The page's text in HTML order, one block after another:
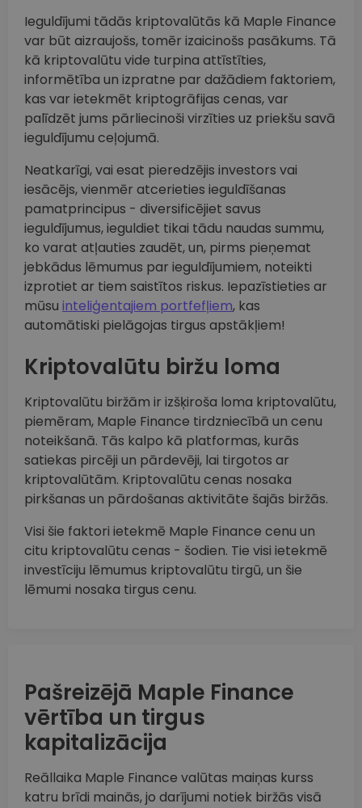
Ieguldījumi tādās kriptovalūtās kā Maple Finance
var būt aizraujošs, tomēr izaicinošs pasākums. Tā
kā kriptovalūtu vide turpina attīstīties,
informētība un izpratne par dažādiem faktoriem,
kas var ietekmēt kriptogrāfijas cenas, var
palīdzēt jums pārliecinoši virzīties uz priekšu savā
ieguldījumu ceļojumā.
Neatkarīgi, vai esat pieredzējis investors vai
iesācējs, vienmēr atcerieties ieguldīšanas
pamatprincipus - diversificējiet savus
ieguldījumus, ieguldiet tikai tādu naudas summu,
ko varat atļauties zaudēt, un, pirms pieņemat
jebkādus lēmumus par ieguldījumiem, noteikti
izprotiet ar tiem saistītos riskus. Iepazīstieties ar
mūsu inteliģentajiem portfefļiem, kas
automātiski pielāgojas tirgus apstākļiem!
Kriptovalūtu biržu loma
Kriptovalūtu biržām ir izšķiroša loma kriptovalūtu,
piemēram, Maple Finance tirdzniecībā un cenu
noteikšanā. Tās kalpo kā platformas, kurās
satiekas pircēji un pārdevēji, lai tirgotos ar
kriptovalūtām. Kriptovalūtu cenas nosaka
pirkšanas un pārdošanas aktivitāte šajās biržās.
Visi šie faktori ietekmē Maple Finance cenu un
citu kriptovalūtu cenas - šodien. Tie visi ietekmē
investīciju lēmumus kriptovalūtu tirgū, un šie
lēmumi nosaka tirgus cenu.
Pašreizējā Maple Finance
vērtība un tirgus
kapitalizācija
Reāllaika Maple Finance valūtas maiņas kurss
katru brīdi mainās, jo darījumi notiek biržās visā